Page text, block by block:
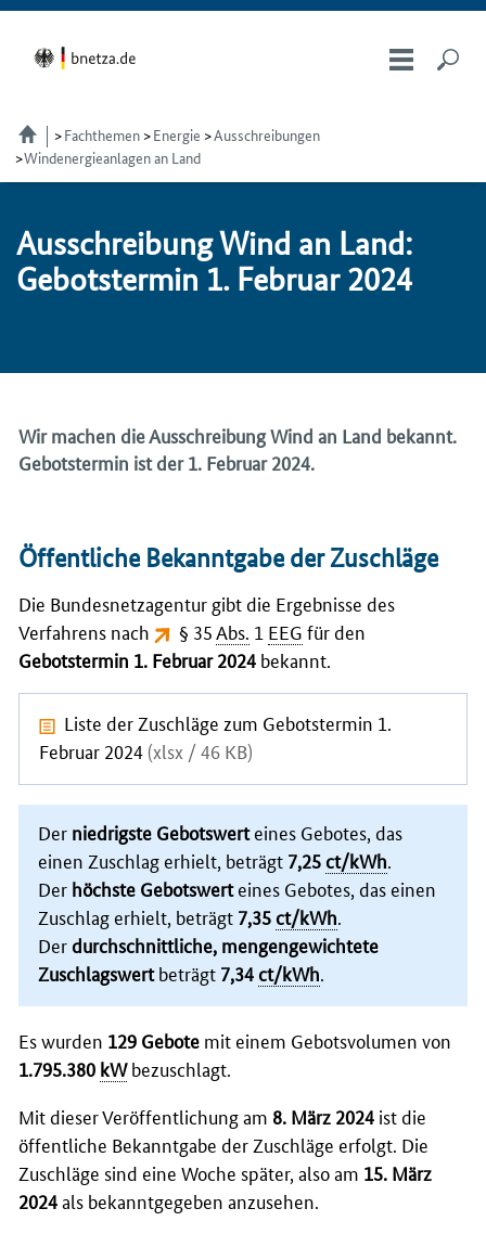
Fachthemen Energie
Ausschreibungen
Windenergieanlagen an Land
Aus­schrei­bung Wind an Land:
Ge­bots­ter­min 1. Fe­bru­ar 2024
Wir machen die Ausschreibung Wind an Land bekannt.
Gebotstermin ist der 1. Februar 2024.
Öffentliche Bekanntgabe der Zuschläge
Die Bundesnetzagentur gibt die Ergebnisse des
Verfahrens nach
§ 35Abs. 1 EEG für den
Gebotstermin 1. Februar 2024 bekannt.
Liste der Zuschläge zum Gebotstermin 1.
Februar 2024 (xlsx / 46 KB)
Der niedrigste Gebotswerteines Gebotes, das
einen Zuschlag erhielt, beträgt 7,25ct/kWh.
Der höchste Gebotswerteines Gebotes, das einen
Zuschlag erhielt, beträgt 7,35ct/kWh.
Derdurchschnittliche, mengengewichtete
Zuschlagswertbeträgt 7,34ct/kWh.
Es wurden 129 Gebote mit einem Gebotsvolumen von
1.795.380 kWbezuschlagt.
Mit dieser Veröffentlichung am 8. März 2024 ist die
öffentliche Bekanntgabe der Zuschläge erfolgt. Die
Zuschläge sind eine Woche später, also am 15. März
2024als bekanntgegeben anzusehen.